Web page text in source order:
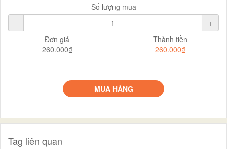
Số lượng mua
-
+
Đơn giá
260.000₫
Thành tiền
260.000₫
MUA HÀNG
Tag liên quan